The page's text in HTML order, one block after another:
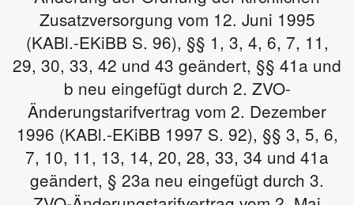
Zusatzversorgung vom 12. Juni 1995
(KABl.-EKiBB S. 96), §§ 1, 3, 4, 6, 7, 11,
29, 30, 33, 42 und 43 geändert, §§ 41a und
b neu eingefügt durch 2. ZVO-
Änderungstarifvertrag vom 2. Dezember
1996 (KABl.-EKiBB 1997 S. 92), §§ 3, 5, 6,
7, 10, 11, 13, 14, 20, 28, 33, 34 und 41a
geändert, § 23a neu eingefügt durch 3.